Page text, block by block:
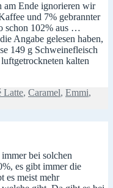
Ende ignorieren wir
und 7% gebrannter
schon 102% aus …
Angabe gelesen haben,
149 g Schweinefleisch
kalten
Latte, Caramel, Emmi,
bei solchen
es gibt immer die
es meist mehr